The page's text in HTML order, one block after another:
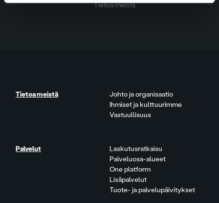
Tietoa meistä
Tietoa meistä
Johto ja organisaatio
Ihmiset ja kulttuurimme
Vastuullisuus
Palvelut
Laskutusratkaisu
Palveluosa-alueet
One platform
Lisäpalvelut
Tuote- ja palvelupäivitykset